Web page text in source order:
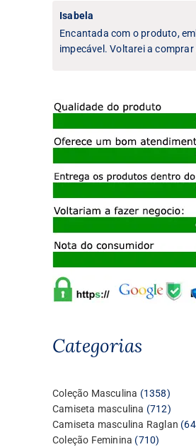
Isabela
Encantada com o produto,
impecável. Voltarei a comprar
Categorias
Coleção Masculina 13581358
Camiseta masculina 712712
Camiseta masculina Raglan
Coleção Feminina 710710